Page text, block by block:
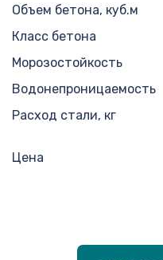
Объем бетона, куб.м
Класс бетона
Морозостойкость
Водонепроницаемость
Расход стали, кг
Цена